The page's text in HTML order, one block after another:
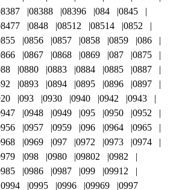
08388 08396 084
0845
0848 08512 08514
0852
0856 0857 0858 0859
086
0867 0868 0869 087
0875
0880 0883 0884 0885
0887
0893 0894 0895 0896
0897
093 0930 0940 0942
0943
0948 0949 095 0950
0952
0957 0959 096 0964
0965
0969 097 0972 0973
0974
098 0980 09802
0982
0986 0987 099
09912
0994 0995 0996 09969 0997